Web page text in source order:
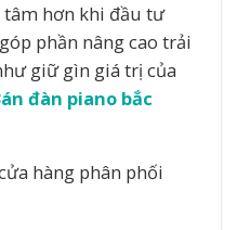
tâm hơn khi đầu tư
phần nâng cao trải
giữ gìn giá trị của
đàn piano bắc
hàng phân phối